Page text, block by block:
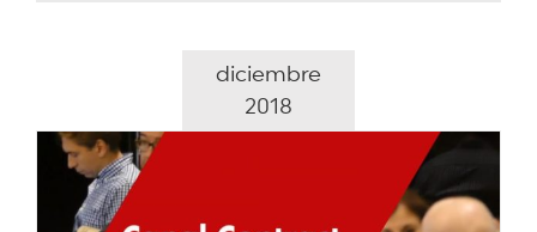
diciembre
2018